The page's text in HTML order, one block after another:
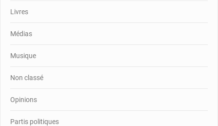
Livres
Médias
Musique
Non classé
Opinions
Partis politiques